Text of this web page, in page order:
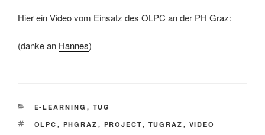
Hier ein Video vom Einsatz des OLPC an der PH Graz:
(danke an Hannes)
KATEGORIEN
E-LEARNING , TUG
SCHLAGWÖRTER
OLPC , PHGRAZ , PROJECT, TUGRAZ , VIDEO